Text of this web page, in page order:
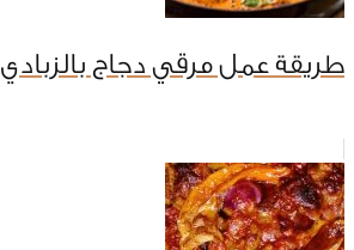
طريقة عمل مرقي دجاج بالزبادي